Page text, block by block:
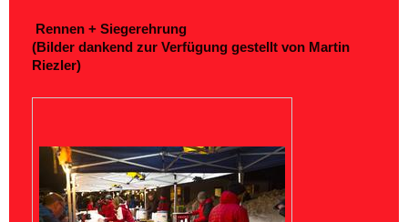
Rennen + Siegerehrung
(Bilder dankend zur Verfügung gestellt von Martin
Riezler)